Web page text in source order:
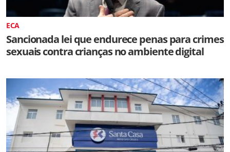
ECA
Sancionada lei que endurece penas para crimes
sexuais contra crianças no ambiente digital